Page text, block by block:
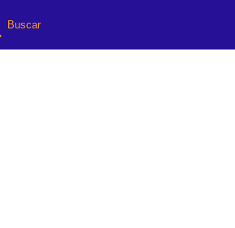
Buscar